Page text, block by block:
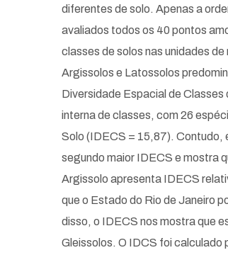
diferentes de solo. Apenas a
avaliados todos os 40 pontos
classes de solos nas unidades
Argissolos e Latossolos
Diversidade Espacial de Classes
interna de classes, com 26
Solo (IDECS = 15,87). Contudo,
segundo maior IDECS e mostra
Argissolo apresenta IDECS
que o Estado do Rio de Janeiro
disso, o IDECS nos mostra que
Gleissolos. O IDCS foi calculado